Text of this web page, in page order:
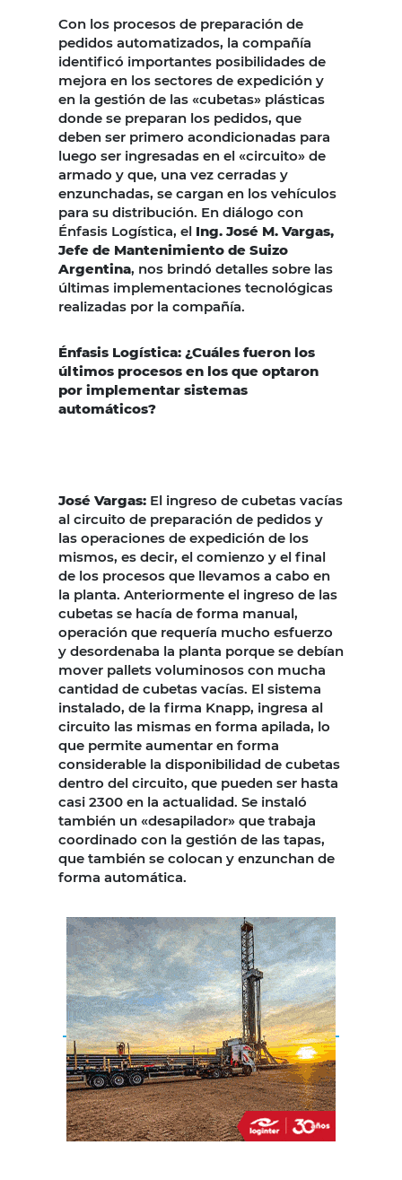
Con los procesos de preparación de
pedidos automatizados, la compañía
identificó importantes posibilidades de
mejora en los sectores de expedición y
en la gestión de las «cubetas» plásticas
donde se preparan los pedidos, que
deben ser primero acondicionadas para
luego ser ingresadas en el «circuito» de
armado y que, una vez cerradas y
enzunchadas, se cargan en los vehículos
para su distribución. En diálogo con
Énfasis Logística, el Ing. José M. Vargas,
Jefe de Mantenimiento de Suizo
Argentina, nos brindó detalles sobre las
últimas implementaciones tecnológicas
realizadas por la compañía.
Énfasis Logística: ¿Cuáles fueron los
últimos procesos en los que optaron
por implementar sistemas
automáticos?
José Vargas: El ingreso de cubetas vacías
al circuito de preparación de pedidos y
las operaciones de expedición de los
mismos, es decir, el comienzo y el final
de los procesos que llevamos a cabo en
la planta. Anteriormente el ingreso de las
cubetas se hacía de forma manual,
operación que requería mucho esfuerzo
y desordenaba la planta porque se debían
mover pallets voluminosos con mucha
cantidad de cubetas vacías. El sistema
instalado, de la firma Knapp, ingresa al
circuito las mismas en forma apilada, lo
que permite aumentar en forma
considerable la disponibilidad de cubetas
dentro del circuito, que pueden ser hasta
casi 2300 en la actualidad. Se instaló
también un «desapilador» que trabaja
coordinado con la gestión de las tapas,
que también se colocan y enzunchan de
forma automática.